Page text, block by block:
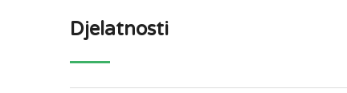
Djelatnosti